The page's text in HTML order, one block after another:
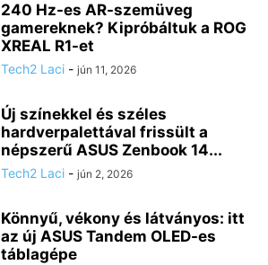
240 Hz-es AR-szemüveg
gamereknek? Kipróbáltuk a ROG
XREAL R1-et
Tech2 Laci - jún 11, 2026
Új színekkel és széles
hardverpalettával frissült a
népszerű ASUS Zenbook 14...
Tech2 Laci - jún 2, 2026
Könnyű, vékony és látványos: itt
az új ASUS Tandem OLED-es
táblagépe